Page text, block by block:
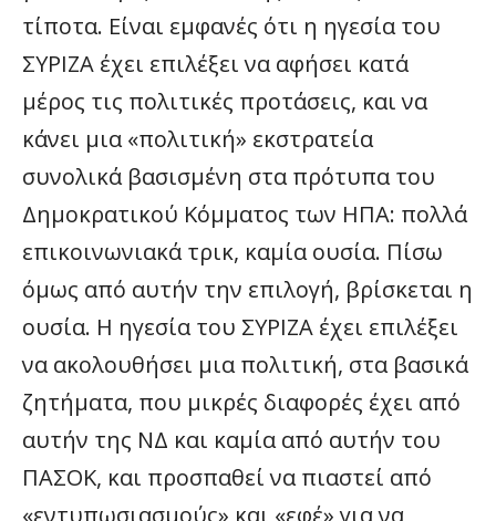
τίποτα. Είναι εμφανές ότι η ηγεσία του
ΣΥΡΙΖΑ έχει επιλέξει να αφήσει κατά
μέρος τις πολιτικές προτάσεις, και να
κάνει μια «πολιτική» εκστρατεία
συνολικά βασισμένη στα πρότυπα του
Δημοκρατικού Κόμματος των ΗΠΑ: πολλά
επικοινωνιακά τρικ, καμία ουσία. Πίσω
όμως από αυτήν την επιλογή, βρίσκεται η
ουσία. Η ηγεσία του ΣΥΡΙΖΑ έχει επιλέξει
να ακολουθήσει μια πολιτική, στα βασικά
ζητήματα, που μικρές διαφορές έχει από
αυτήν της ΝΔ και καμία από αυτήν του
ΠΑΣΟΚ, και προσπαθεί να πιαστεί από
«εντυπωσιασμούς» και «εφέ» για να